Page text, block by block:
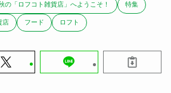
の「ロフコト雑貨店」へようこそ！ 特集
店 フード ロフト